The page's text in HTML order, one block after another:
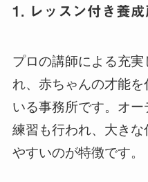
1. レッスン付き養
プロの講師による充
れ、赤ちゃんの才能
いる事務所です。オ
練習も行われ、大き
やすいのが特徴です。